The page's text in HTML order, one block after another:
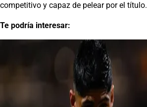
competitivo y capaz de pelear por el título.
Te podría interesar: